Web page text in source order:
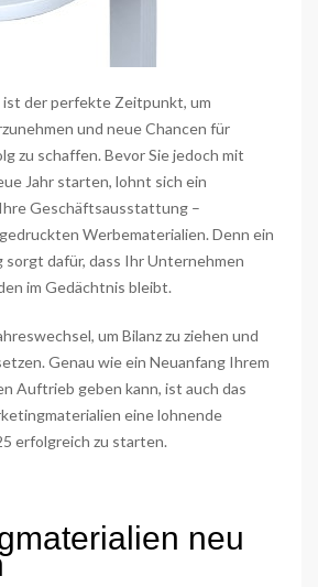
ist der perfekte Zeitpunkt, um
und neue Chancen für
zu schaffen. Bevor Sie jedoch mit
Jahr starten, lohnt sich ein
Geschäftsausstattung –
Werbematerialien. Denn ein
sorgt dafür, dass Ihr Unternehmen
im Gedächtnis bleibt.
um Bilanz zu ziehen und
Genau wie ein Neuanfang Ihrem
Auftrieb geben kann, ist auch das
eine lohnende
erfolgreich zu starten.
neu